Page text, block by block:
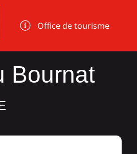
Office de tourisme
Bournat